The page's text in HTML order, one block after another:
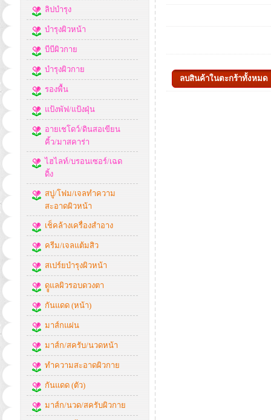
ลิปบำรุง
บำรุงผิวหน้า
บีบีผิวกาย
บำรุงผิวกาย
รองพื้น
แป้งพัฟ/แป้งฝุ่น
อายเชโดว์/ดินสอเขียน
คิ้ว/มาสคาร่า
ไฮไลท์/บรอนเซอร์/เฉด
ดิ้ง
สบู่/โฟม/เจลทำความ
สะอาดผิวหน้า
เช็คล้างเครื่องสำอาง
ครีม/เจลแต้มสิว
สเปร์ยบำรุงผิวหน้า
ดููแลผิวรอบดวงตา
กันแดด (หน้า)
มาส์กแผ่น
มาส์ก/สครับ/นวดหน้า
ทำความสะอาดผิวกาย
กันแดด (ตัว)
มาส์ก/นวด/สครับผิวกาย